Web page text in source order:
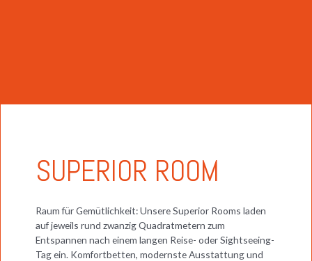
SUPERIOR ROOM
Raum für Gemütlichkeit: Unsere Superior Rooms laden
auf jeweils rund zwanzig Quadratmetern zum
Entspannen nach einem langen Reise- oder Sightseeing-
Tag ein. Komfortbetten, modernste Ausstattung und